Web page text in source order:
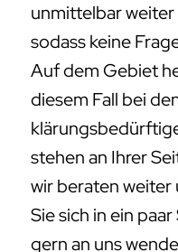
unmittelbar weiter
sodass keine
Auf dem Gebiet
diesem Fall bei
stehen an Ihrer
wir beraten weiter
Sie sich in ein
gern an uns